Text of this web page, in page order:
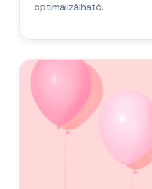
optimalizálható.